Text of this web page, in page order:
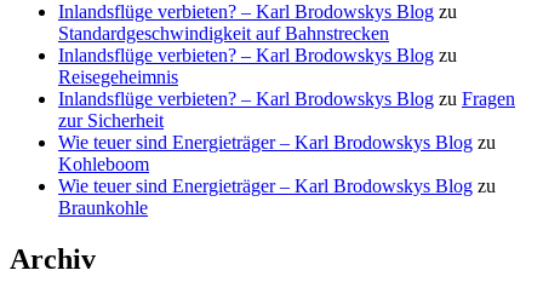
Inlandsflüge verbieten? – Karl Brodowskys Blog zu
Standardgeschwindigkeit auf Bahnstrecken
Inlandsflüge verbieten? – Karl Brodowskys Blog zu
Reisegeheimnis
Inlandsflüge verbieten? – Karl Brodowskys Blog zu Fragen
zur Sicherheit
Wie teuer sind Energieträger – Karl Brodowskys Blog zu
Kohleboom
Wie teuer sind Energieträger – Karl Brodowskys Blog zu
Braunkohle
Archiv